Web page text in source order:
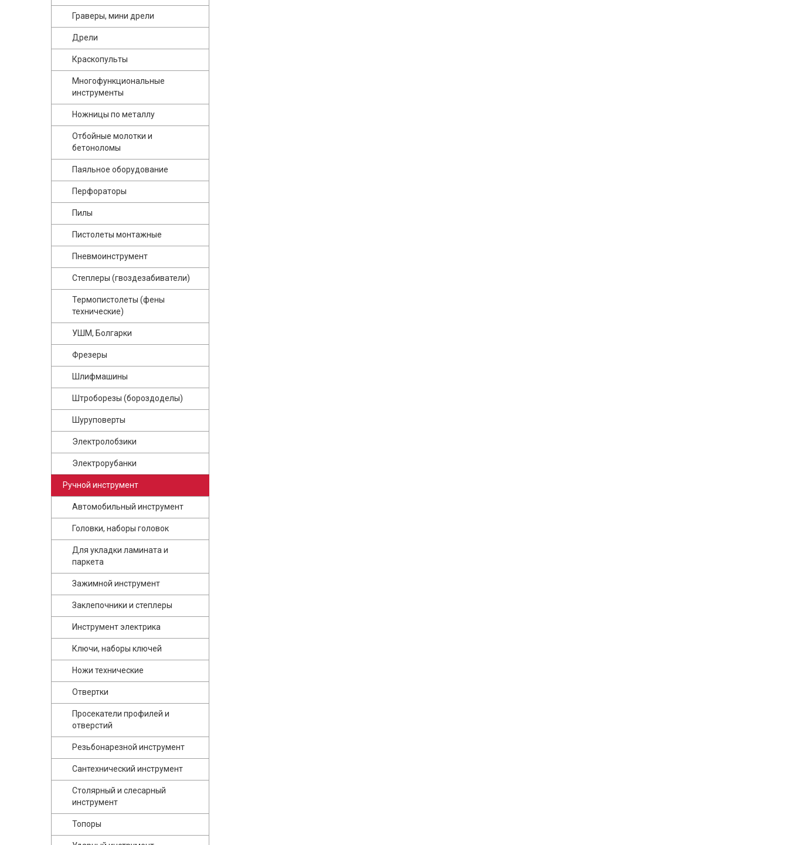
Граверы, мини дрели
Дрели
Краскопульты
Многофункциональные
инструменты
Ножницы по металлу
Отбойные молотки и
бетоноломы
Паяльное оборудование
Перфораторы
Пилы
Пистолеты монтажные
Пневмоинструмент
Степлеры (гвоздезабиватели)
Термопистолеты (фены
технические)
УШМ, Болгарки
Фрезеры
Шлифмашины
Штроборезы (бороздоделы)
Шуруповерты
Электролобзики
Электрорубанки
Ручной инструмент
Автомобильный инструмент
Головки, наборы головок
Для укладки ламината и
паркета
Зажимной инструмент
Заклепочники и степлеры
Инструмент электрика
Ключи, наборы ключей
Ножи технические
Отвертки
Просекатели профилей и
отверстий
Резьбонарезной инструмент
Сантехнический инструмент
Столярный и слесарный
инструмент
Топоры